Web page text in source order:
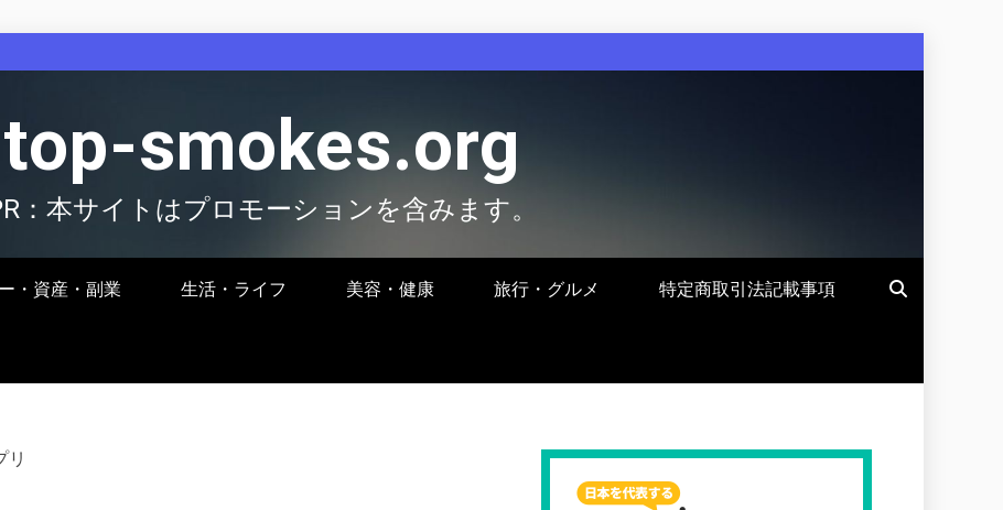
top-smokes.org
：本サイトはプロモーションを含みます。
・資産・副業 生活・ライフ 美容・健康 旅行・グルメ 特定商取引法記載事項
リ